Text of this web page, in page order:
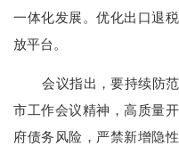
一体化发展。优化出口退
放平台。
会议指出，要持续防
市工作会议精神，高质量
府债务风险，严禁新增隐